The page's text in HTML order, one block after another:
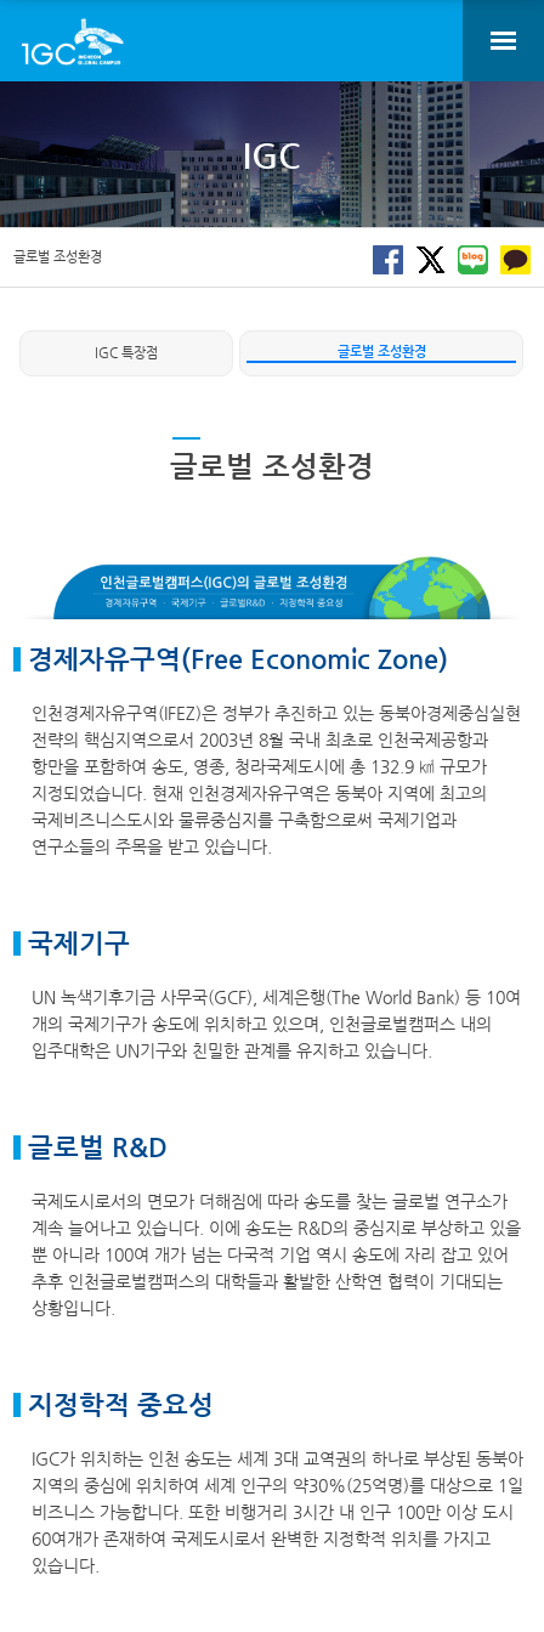
IGC
글로벌 조성환경
IGC 특장점 글로벌 조성환경
글로벌 조성환경
경제자유구역(Free Economic Zone)
인천경제자유구역(IFEZ)은 정부가 추진하고 있는 동북아경제중심실현
전략의 핵심지역으로서 2003년 8월 국내 최초로 인천국제공항과
항만을 포함하여 송도, 영종, 청라국제도시에 총 132.9 ㎢ 규모가
지정되었습니다. 현재 인천경제자유구역은 동북아 지역에 최고의
국제비즈니스도시와 물류중심지를 구축함으로써 국제기업과
연구소들의 주목을 받고 있습니다.
국제기구
UN 녹색기후기금 사무국(GCF), 세계은행(The World Bank) 등 10여
개의 국제기구가 송도에 위치하고 있으며, 인천글로벌캠퍼스 내의
입주대학은 UN기구와 친밀한 관계를 유지하고 있습니다.
글로벌 R&D
국제도시로서의 면모가 더해짐에 따라 송도를 찾는 글로벌 연구소가
계속 늘어나고 있습니다. 이에 송도는 R&D의 중심지로 부상하고 있을
뿐 아니라 100여 개가 넘는 다국적 기업 역시 송도에 자리 잡고 있어
추후 인천글로벌캠퍼스의 대학들과 활발한 산학연 협력이 기대되는
상황입니다.
지정학적 중요성
IGC가 위치하는 인천 송도는 세계 3대 교역권의 하나로 부상된 동북아
지역의 중심에 위치하여 세계 인구의 약30%(25억명)를 대상으로 1일
비즈니스 가능합니다. 또한 비행거리 3시간 내 인구 100만 이상 도시
60여개가 존재하여 국제도시로서 완벽한 지정학적 위치를 가지고
있습니다.